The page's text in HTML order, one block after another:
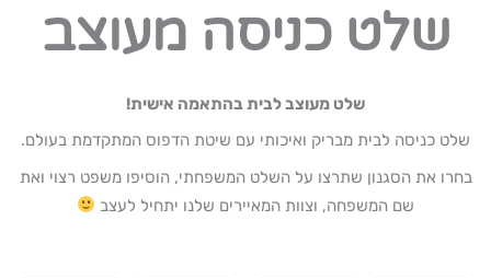
שלט כניסה מעוצב
שלט מעוצב לבית בהתאמה אישית!
שלט כניסה לבית מבריק ואיכותי עם שיטת הדפוס המתקדמת בעולם.
בחרו את הסגנון שתרצו על השלט המשפחתי, הוסיפו משפט רצוי ואת
שם המשפחה, וצוות המאיירים שלנו יתחיל לעצב